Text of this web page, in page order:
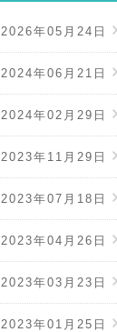
2026年05月24日
2024年06月21日
2024年02月29日
2023年11月29日
2023年07月18日
2023年04月26日
2023年03月23日
2023年01月25日